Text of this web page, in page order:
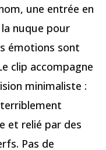
une entrée en
nuque pour
émotions sont
clip accompagne
minimaliste :
et relié par des
Pas de